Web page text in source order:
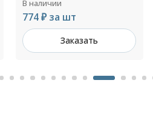
В наличии
774 ₽ за шт
Заказать